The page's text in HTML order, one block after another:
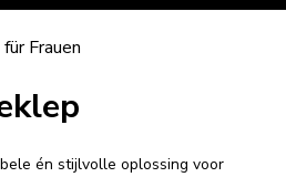
Frauen
én stijlvolle oplossing voor